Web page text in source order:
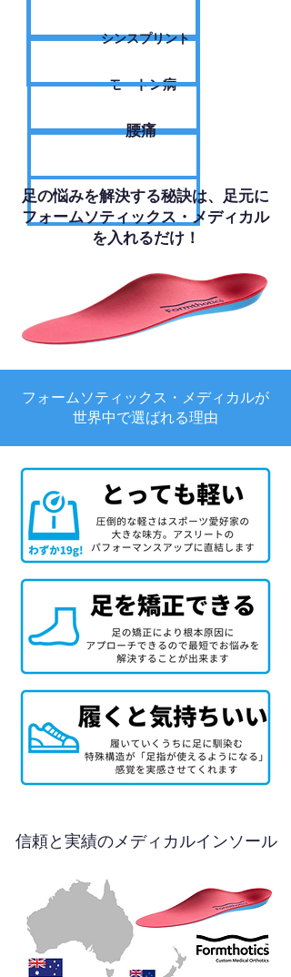
シンスプリント
モートン病
腰痛
足の悩みを解決する秘訣は、足元に
フォームソティックス・メディカル
を入れるだけ！
フォームソティックス・メディカルが
世界中で選ばれる理由
信頼と実績のメディカルインソール